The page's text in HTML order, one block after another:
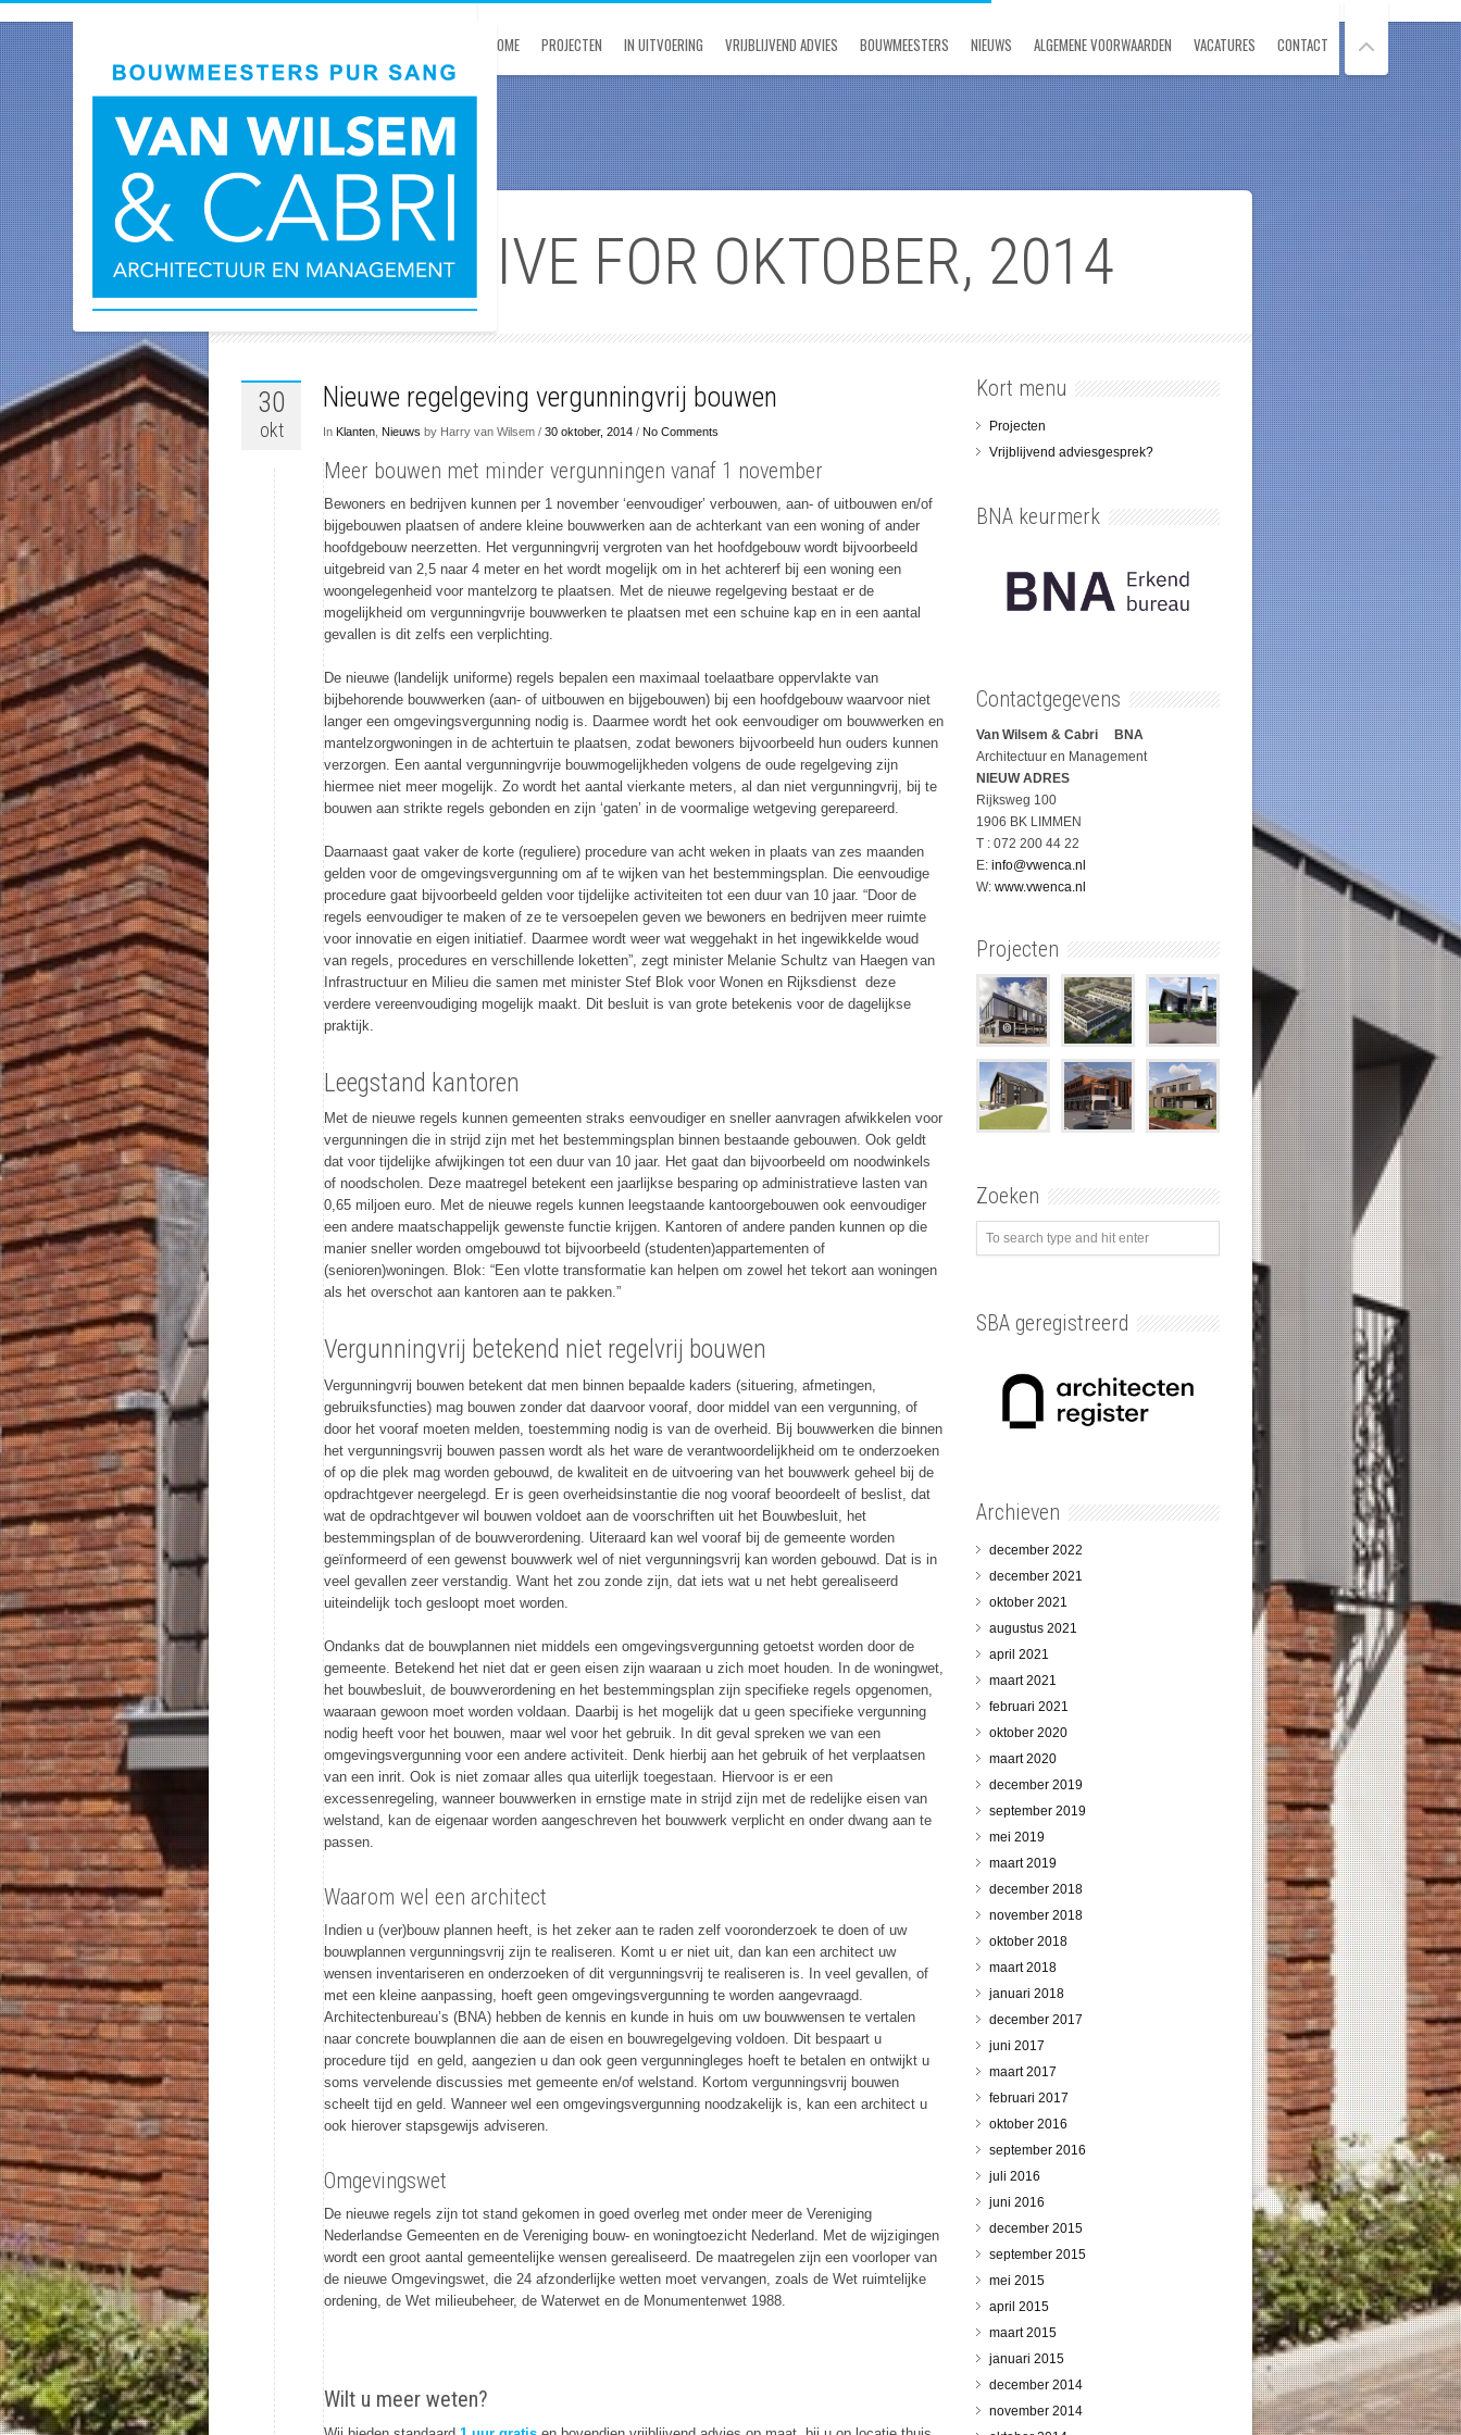
HOME PROJECTEN IN UITVOERING VRIJBLIJVEND ADVIES BOUWMEESTERS NIEUWS ALGEMENE VOORWAARDEN VACATURES CONTACT
ARCHIVE FOR OKTOBER, 2014
30
okt
Nieuwe regelgeving vergunningvrij bouwen
In Klanten Nieuws by Harry van Wilsem / 30 oktober, 2014 / No Comments
Meer bouwen met minder vergunningen vanaf 1 november
Bewoners en bedrijven kunnen per 1 november ‘eenvoudiger’ verbouwen, aan- of uitbouwen en/of
bijgebouwen plaatsen of andere kleine bouwwerken aan de achterkant van een woning of ander
hoofdgebouw neerzetten. Het vergunningvrij vergroten van het hoofdgebouw wordt bijvoorbeeld
uitgebreid van 2,5 naar 4 meter en het wordt mogelijk om in het achtererf bij een woning een
woongelegenheid voor mantelzorg te plaatsen. Met de nieuwe regelgeving bestaat er de
mogelijkheid om vergunningvrije bouwwerken te plaatsen met een schuine kap en in een aantal
gevallen is dit zelfs een verplichting.
De nieuwe (landelijk uniforme) regels bepalen een maximaal toelaatbare oppervlakte van
bijbehorende bouwwerken (aan- of uitbouwen en bijgebouwen) bij een hoofdgebouw waarvoor niet
langer een omgevingsvergunning nodig is. Daarmee wordt het ook eenvoudiger om bouwwerken en
mantelzorgwoningen in de achtertuin te plaatsen, zodat bewoners bijvoorbeeld hun ouders kunnen
verzorgen. Een aantal vergunningvrije bouwmogelijkheden volgens de oude regelgeving zijn
hiermee niet meer mogelijk. Zo wordt het aantal vierkante meters, al dan niet vergunningvrij, bij te
bouwen aan strikte regels gebonden en zijn ‘gaten’ in de voormalige wetgeving gerepareerd.
Daarnaast gaat vaker de korte (reguliere) procedure van acht weken in plaats van zes maanden
gelden voor de omgevingsvergunning om af te wijken van het bestemmingsplan. Die eenvoudige
procedure gaat bijvoorbeeld gelden voor tijdelijke activiteiten tot een duur van 10 jaar. “Door de
regels eenvoudiger te maken of ze te versoepelen geven we bewoners en bedrijven meer ruimte
voor innovatie en eigen initiatief. Daarmee wordt weer wat weggehakt in het ingewikkelde woud
van regels, procedures en verschillende loketten”, zegt minister Melanie Schultz van Haegen van
Infrastructuur en Milieu die samen met minister Stef Blok voor Wonen en Rijksdienst deze
verdere vereenvoudiging mogelijk maakt. Dit besluit is van grote betekenis voor de dagelijkse
praktijk.
Leegstand kantoren
Met de nieuwe regels kunnen gemeenten straks eenvoudiger en sneller aanvragen afwikkelen voor
vergunningen die in strijd zijn met het bestemmingsplan binnen bestaande gebouwen. Ook geldt
dat voor tijdelijke afwijkingen tot een duur van 10 jaar. Het gaat dan bijvoorbeeld om noodwinkels
of noodscholen. Deze maatregel betekent een jaarlijkse besparing op administratieve lasten van
0,65 miljoen euro. Met de nieuwe regels kunnen leegstaande kantoorgebouwen ook eenvoudiger
een andere maatschappelijk gewenste functie krijgen. Kantoren of andere panden kunnen op die
manier sneller worden omgebouwd tot bijvoorbeeld (studenten)appartementen of
(senioren)woningen. Blok: “Een vlotte transformatie kan helpen om zowel het tekort aan woningen
als het overschot aan kantoren aan te pakken.”
Vergunningvrij betekend niet regelvrij bouwen
Vergunningvrij bouwen betekent dat men binnen bepaalde kaders (situering, afmetingen,
gebruiksfuncties) mag bouwen zonder dat daarvoor vooraf, door middel van een vergunning, of
door het vooraf moeten melden, toestemming nodig is van de overheid. Bij bouwwerken die binnen
het vergunningsvrij bouwen passen wordt als het ware de verantwoordelijkheid om te onderzoeken
of op die plek mag worden gebouwd, de kwaliteit en de uitvoering van het bouwwerk geheel bij de
opdrachtgever neergelegd. Er is geen overheidsinstantie die nog vooraf beoordeelt of beslist, dat
wat de opdrachtgever wil bouwen voldoet aan de voorschriften uit het Bouwbesluit, het
bestemmingsplan of de bouwverordening. Uiteraard kan wel vooraf bij de gemeente worden
geïnformeerd of een gewenst bouwwerk wel of niet vergunningsvrij kan worden gebouwd. Dat is in
veel gevallen zeer verstandig. Want het zou zonde zijn, dat iets wat u net hebt gerealiseerd
uiteindelijk toch gesloopt moet worden.
Ondanks dat de bouwplannen niet middels een omgevingsvergunning getoetst worden door de
gemeente. Betekend het niet dat er geen eisen zijn waaraan u zich moet houden. In de woningwet,
het bouwbesluit, de bouwverordening en het bestemmingsplan zijn specifieke regels opgenomen,
waaraan gewoon moet worden voldaan. Daarbij is het mogelijk dat u geen specifieke vergunning
nodig heeft voor het bouwen, maar wel voor het gebruik. In dit geval spreken we van een
omgevingsvergunning voor een andere activiteit. Denk hierbij aan het gebruik of het verplaatsen
van een inrit. Ook is niet zomaar alles qua uiterlijk toegestaan. Hiervoor is er een
excessenregeling, wanneer bouwwerken in ernstige mate in strijd zijn met de redelijke eisen van
welstand, kan de eigenaar worden aangeschreven het bouwwerk verplicht en onder dwang aan te
passen.
Waarom wel een architect
Indien u (ver)bouw plannen heeft, is het zeker aan te raden zelf vooronderzoek te doen of uw
bouwplannen vergunningsvrij zijn te realiseren. Komt u er niet uit, dan kan een architect uw
wensen inventariseren en onderzoeken of dit vergunningsvrij te realiseren is. In veel gevallen, of
met een kleine aanpassing, hoeft geen omgevingsvergunning te worden aangevraagd.
Architectenbureau’s (BNA) hebben de kennis en kunde in huis om uw bouwwensen te vertalen
naar concrete bouwplannen die aan de eisen en bouwregelgeving voldoen. Dit bespaart u
procedure tijd en geld, aangezien u dan ook geen vergunningleges hoeft te betalen en ontwijkt u
soms vervelende discussies met gemeente en/of welstand. Kortom vergunningsvrij bouwen
scheelt tijd en geld. Wanneer wel een omgevingsvergunning noodzakelijk is, kan een architect u
ook hierover stapsgewijs adviseren.
Omgevingswet
De nieuwe regels zijn tot stand gekomen in goed overleg met onder meer de Vereniging
Nederlandse Gemeenten en de Vereniging bouw- en woningtoezicht Nederland. Met de wijzigingen
wordt een groot aantal gemeentelijke wensen gerealiseerd. De maatregelen zijn een voorloper van
de nieuwe Omgevingswet, die 24 afzonderlijke wetten moet vervangen, zoals de Wet ruimtelijke
ordening, de Wet milieubeheer, de Waterwet en de Monumentenwet 1988.
Wilt u meer weten?
Kort menu
Projecten
Vrijblijvend adviesgesprek?
BNA keurmerk
Contactgegevens
Van Wilsem & Cabri BNA
Architectuur en Management
NIEUW ADRES
Rijksweg 100
1906 BK LIMMEN
T : 072 200 44 22
E:info@vwenca.nl
W:www.vwenca.nl
Projecten
Zoeken
SBA geregistreerd
Archieven
december 2022
december 2021
oktober 2021
augustus 2021
april 2021
maart 2021
februari 2021
oktober 2020
maart 2020
december 2019
september 2019
mei 2019
maart 2019
december 2018
november 2018
oktober 2018
maart 2018
januari 2018
december 2017
juni 2017
maart 2017
februari 2017
oktober 2016
september 2016
juli 2016
juni 2016
december 2015
september 2015
mei 2015
april 2015
maart 2015
januari 2015
december 2014
november 2014